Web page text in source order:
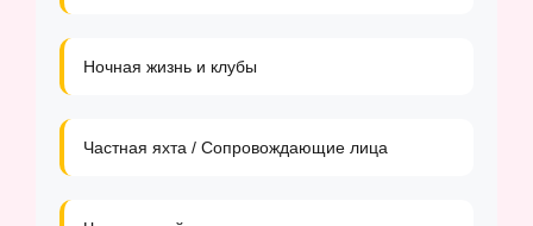
Ночная жизнь и клубы
Частная яхта / Сопровождающие лица